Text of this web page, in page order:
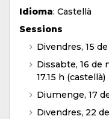
Idioma: Castellà
Sessions
Divendres, 15
Dissabte, 16 de
17.15 h (castellà)
Diumenge, 17
Divendres, 22